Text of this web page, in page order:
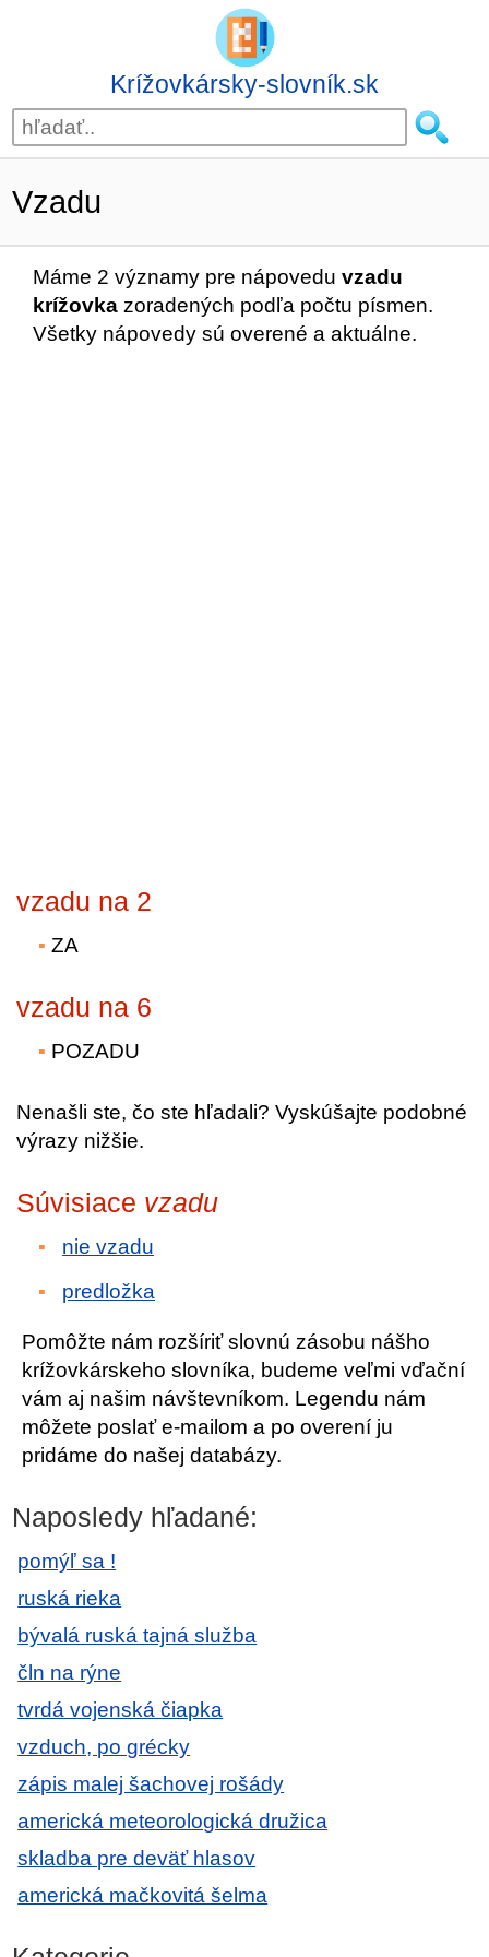
Krížovkársky-slovník.sk
Vzadu
Máme 2 významy pre nápovedu vzadu
krížovka zoradených podľa počtu písmen.
Všetky nápovedy sú overené a aktuálne.
vzadu na 2
ZA
vzadu na 6
POZADU
Nenašli ste, čo ste hľadali? Vyskúšajte podobné
výrazy nižšie.
Súvisiace vzadu
nie vzadu
predložka
Pomôžte nám rozšíriť slovnú zásobu nášho
krížovkárskeho slovníka, budeme veľmi vďační
vám aj našim návštevníkom. Legendu nám
môžete poslať e-mailom a po overení ju
pridáme do našej databázy.
Naposledy hľadané:
pomýľ sa !
ruská rieka
bývalá ruská tajná služba
čln na rýne
tvrdá vojenská čiapka
vzduch, po grécky
zápis malej šachovej rošády
americká meteorologická družica
skladba pre deväť hlasov
americká mačkovitá šelma